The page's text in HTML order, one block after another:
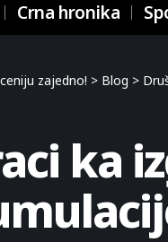
Crna hronika
zajedno! > Blog >
ka